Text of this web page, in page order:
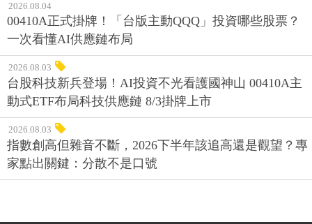
2026.08.04
00410A正式掛牌！「台版主動QQQ」投資哪些股票？
一次看懂AI供應鏈布局
2026.08.03
台股科技新兵登場！AI投資不光看護國神山 00410A主
動式ETF布局科技供應鏈 8/3掛牌上市
2026.08.03
指數創高但雜音不斷，2026下半年該追高還是觀望？專
家點出關鍵：分散不是口號